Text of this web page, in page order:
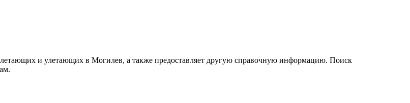
и улетающих в Могилев, а также предоставляет другую справочную информацию. Поиск